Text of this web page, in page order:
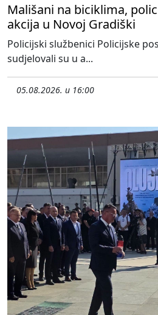
Mališani na biciklima,
akcija u Novoj Gradiški
Policijski službenici Policijske
sudjelovali su u a...
05.08.2026. u 16:00